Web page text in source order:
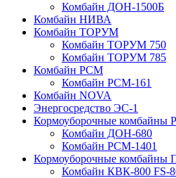
Комбайн ДОН-1500Б
Комбайн НИВА
Комбайн ТОРУМ
Комбайн ТОРУМ 750
Комбайн ТОРУМ 785
Комбайн РСМ
Комбайн РСМ-161
Комбайн NOVA
Энергосредство ЭС-1
Кормоуборочные комбайны
Комбайн ДОН-680
Комбайн РСМ-1401
Кормоуборочные
Комбайн КВК-800 FS-